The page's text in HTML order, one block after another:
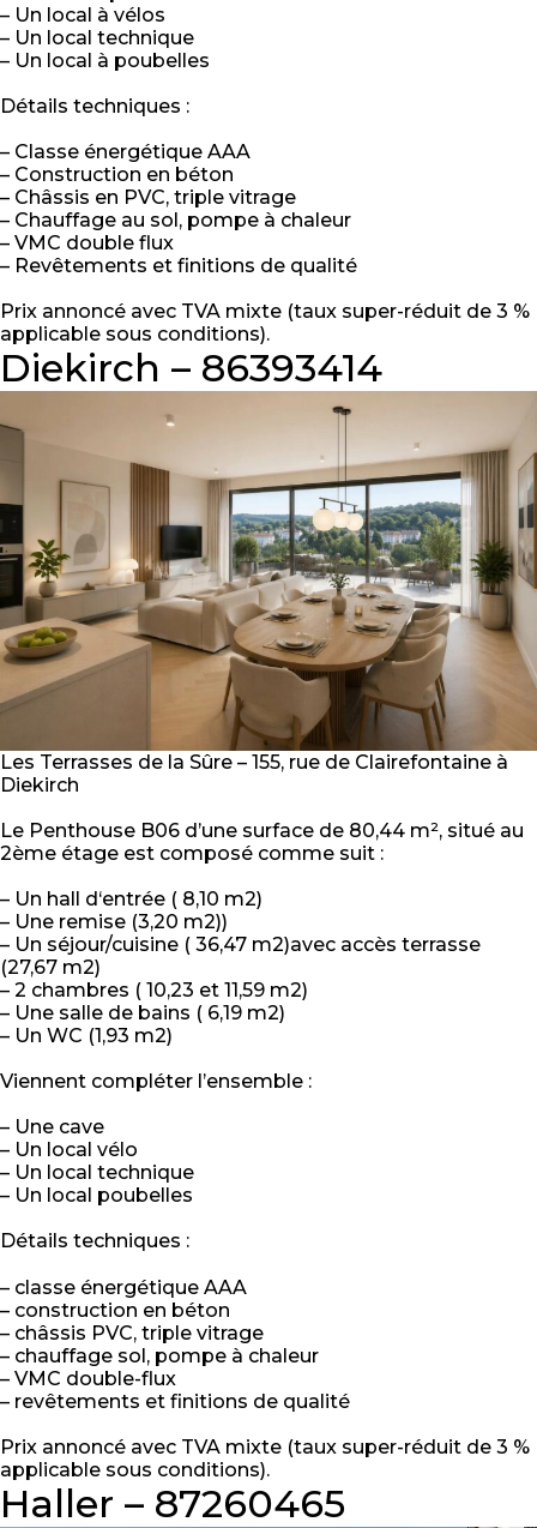
– Un local à vélos
– Un local technique
– Un local à poubelles
Détails techniques :
– Classe énergétique AAA
– Construction en béton
– Châssis en PVC, triple vitrage
– Chauffage au sol, pompe à chaleur
– VMC double flux
– Revêtements et finitions de qualité
Prix annoncé avec TVA mixte (taux super-réduit de 3 %
applicable sous conditions).
Diekirch – 86393414
Les Terrasses de la Sûre – 155, rue de Clairefontaine à
Diekirch
Le Penthouse B06 d’une surface de 80,44 m², situé au
2ème étage est composé comme suit :
– Un hall d‘entrée ( 8,10 m2)
– Une remise (3,20 m2))
– Un séjour/cuisine ( 36,47 m2)avec accès terrasse
(27,67 m2)
– 2 chambres ( 10,23 et 11,59 m2)
– Une salle de bains ( 6,19 m2)
– Un WC (1,93 m2)
Viennent compléter l’ensemble :
– Une cave
– Un local vélo
– Un local technique
– Un local poubelles
Détails techniques :
– classe énergétique AAA
– construction en béton
– châssis PVC, triple vitrage
– chauffage sol, pompe à chaleur
– VMC double-flux
– revêtements et finitions de qualité
Prix annoncé avec TVA mixte (taux super-réduit de 3 %
applicable sous conditions).
Haller – 87260465